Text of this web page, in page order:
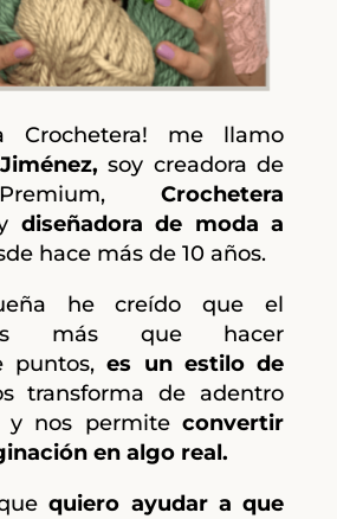
Crochetera! me llamo
soy creadora de
Crochetera
diseñadora de moda a
hace más de 10 años.
he creído que el
más que hacer
puntos,es un estilo de
transforma de adentro
y nos permiteconvertir
en algo real.
quequiero ayudar a que